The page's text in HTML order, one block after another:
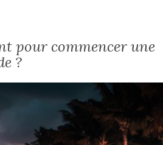
pour commencer une
?